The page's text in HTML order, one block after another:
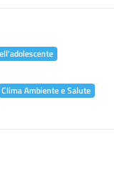
Clima Ambiente e Salute